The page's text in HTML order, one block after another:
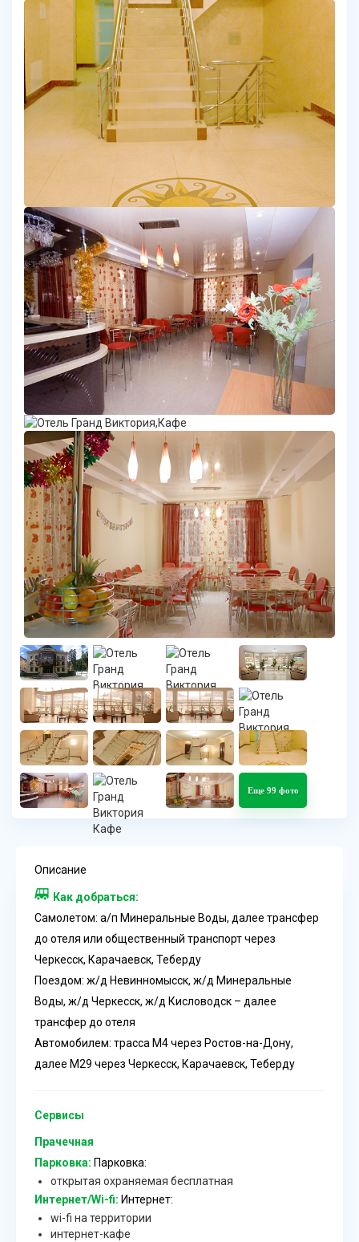
Еще 99 фото
Описание
Как добраться:
Самолетом: а/п Минеральные Воды, далее трансфер
до отеля или общественный транспорт через
Черкесск, Карачаевск, Теберду
Поездом: ж/д Невинномысск, ж/д Минеральные
Воды, ж/д Черкесск, ж/д Кисловодск – далее
трансфер до отеля
Автомобилем: трасса М4 через Ростов-на-Дону,
далее М29 через Черкесск, Карачаевск, Теберду
Сервисы
Прачечная
Парковка: Парковка:
открытая охраняемая бесплатная
Интернет/Wi-fi: Интернет:
wi-fi на территории
интернет-кафе